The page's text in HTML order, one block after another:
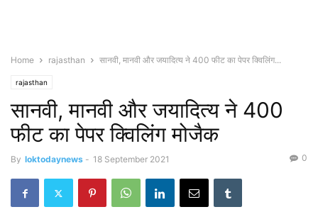
Home rajasthan सानवी, मानवी और जयादित्य ने 400 फीट का पेपर क्विलिंग...
rajasthan
सानवी, मानवी और जयादित्य ने 400
फीट का पेपर क्विलिंग मोजैक
By loktodaynews - 18 September 2021 0